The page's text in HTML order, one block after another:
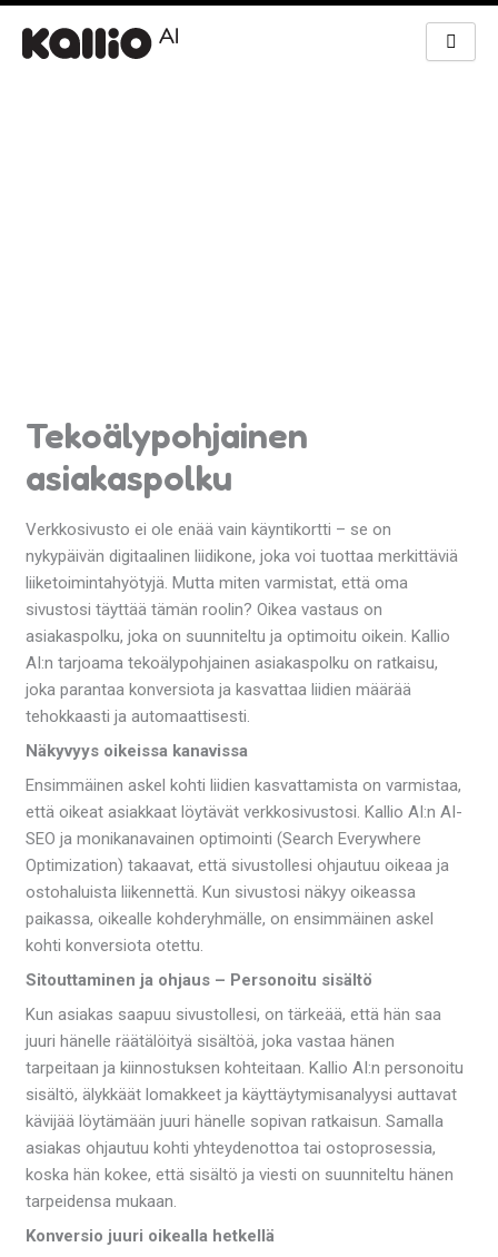
Siirry
sisältöön
Tekoälypohjainen
asiakaspolku
Verkkosivusto ei ole enää vain käyntikortti – se on
nykypäivän digitaalinen liidikone, joka voi tuottaa merkittäviä
liiketoimintahyötyjä. Mutta miten varmistat, että oma
sivustosi täyttää tämän roolin? Oikea vastaus on
asiakaspolku, joka on suunniteltu ja optimoitu oikein. Kallio
AI:n tarjoama tekoälypohjainen asiakaspolku on ratkaisu,
joka parantaa konversiota ja kasvattaa liidien määrää
tehokkaasti ja automaattisesti.
Näkyvyys oikeissa kanavissa
Ensimmäinen askel kohti liidien kasvattamista on varmistaa,
että oikeat asiakkaat löytävät verkkosivustosi. Kallio AI:n AI-
SEO ja monikanavainen optimointi (Search Everywhere
Optimization) takaavat, että sivustollesi ohjautuu oikeaa ja
ostohaluista liikennettä. Kun sivustosi näkyy oikeassa
paikassa, oikealle kohderyhmälle, on ensimmäinen askel
kohti konversiota otettu.
Sitouttaminen ja ohjaus – Personoitu sisältö
Kun asiakas saapuu sivustollesi, on tärkeää, että hän saa
juuri hänelle räätälöityä sisältöä, joka vastaa hänen
tarpeitaan ja kiinnostuksen kohteitaan. Kallio AI:n personoitu
sisältö, älykkäät lomakkeet ja käyttäytymisanalyysi auttavat
kävijää löytämään juuri hänelle sopivan ratkaisun. Samalla
asiakas ohjautuu kohti yhteydenottoa tai ostoprosessia,
koska hän kokee, että sisältö ja viesti on suunniteltu hänen
tarpeidensa mukaan.
Konversio juuri oikealla hetkellä